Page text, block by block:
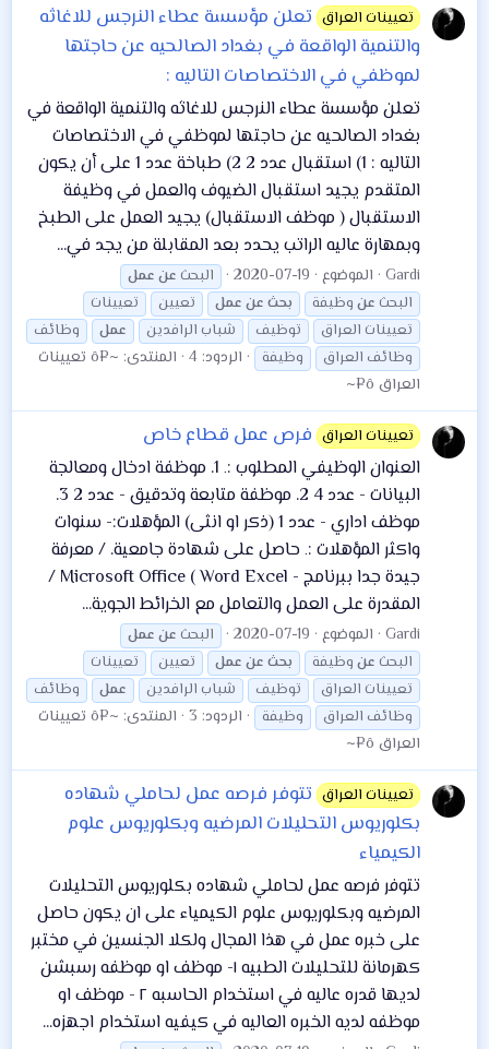
تعيينات العراق تعلن مؤسسة عطاء النرجس للاغاثه
والتنمية الواقعة في بغداد الصالحيه عن حاجتها
لموظفي في الاختصاصات التاليه :
تعلن مؤسسة عطاء النرجس للاغاثه والتنمية الواقعة في
بغداد الصالحيه عن حاجتها لموظفي في الاختصاصات
التاليه : 1) استقبال عدد 2 2) طباخة عدد 1 على أن يكون
المتقدم يجيد استقبال الضيوف والعمل في وظيفة
الاستقبال ( موظف الاستقبال) يجيد العمل على الطبخ
وبمهارة عاليه الراتب يحدد بعد المقابلة من يجد في...
Gardi الموضوع 2020-07-19 البحث عن عمل
البحث عن وظيفة بحث عن عمل تعيين
تعيينات
تعيينات العراق
توظيف شباب الرافدين عمل
وظائف
وظائف العراق
وظيفة الردود: 4 المنتدى:
~¤ô تعيينات
العراق ô¤~
تعيينات العراق فرص عمل قطاع خاص
العنوان الوظيفي المطلوب :۔ 1. موظفة ادخال ومعالجة
البيانات - عدد 4 2. موظفة متابعة وتدقيق - عدد 2 3.
موظف اداري - عدد 1 (ذكر او انثی) المؤهلات:- سنوات
واكثر المؤهلات :۔ حاصل على شهادة جامعية. / معرفة
جيدة جدا ببرنامج - Microsoft Office ( Word Excel /
المقدرة على العمل والتعامل مع الخرائط الجوية...
Gardi الموضوع 2020-07-19 البحث عن عمل
البحث عن وظيفة بحث عن عمل تعيين
تعيينات
تعيينات العراق
توظيف شباب الرافدين عمل
وظائف
وظائف العراق
وظيفة الردود: 3 المنتدى:
~¤ô تعيينات
العراق ô¤~
تعيينات العراق تتوفر فرصه عمل لحاملي شهاده
بكلوريوس التحليلات المرضيه وبكلوريوس علوم
الكيمياء
تتوفر فرصه عمل لحاملي شهاده بكلوريوس التحليلات
المرضيه وبكلوريوس علوم الكيمياء على ان يكون حاصل
على خبره عمل في هذا المجال ولكلا الجنسين في مختبر
كهرمانة للتحليلات الطبيه ١- موظف او موظفه رسبشن
لديها قدره عاليه في استخدام الحاسبه ٢ - موظف او
موظفه لديه الخبره العاليه في كيفيه استخدام اجهزه...